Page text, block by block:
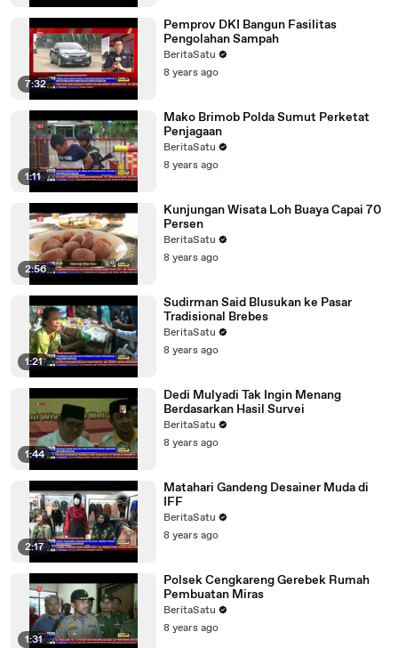
7:32
Pemprov DKI Bangun Fasilitas
Pengolahan Sampah
BeritaSatu
8 years ago
1:11
Mako Brimob Polda Sumut Perketat
Penjagaan
BeritaSatu
8 years ago
2:56
Kunjungan Wisata Loh Buaya Capai 70
Persen
BeritaSatu
8 years ago
1:21
Sudirman Said Blusukan ke Pasar
Tradisional Brebes
BeritaSatu
8 years ago
1:44
Dedi Mulyadi Tak Ingin Menang
Berdasarkan Hasil Survei
BeritaSatu
8 years ago
2:17
Matahari Gandeng Desainer Muda di
IFF
BeritaSatu
8 years ago
1:31
Polsek Cengkareng Gerebek Rumah
Pembuatan Miras
BeritaSatu
8 years ago